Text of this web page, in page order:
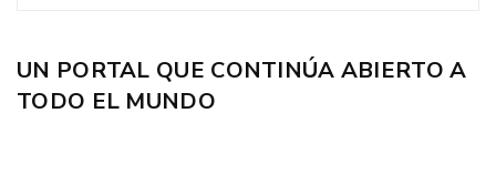
UN PORTAL QUE CONTINÚA ABIERTO A
TODO EL MUNDO